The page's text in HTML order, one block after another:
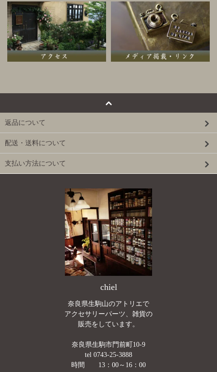
返品について
配送・送料について
支払い方法について
chiel
奈良県生駒山のアトリエで
アクセサリーパーツ、雑貨の
販売をしています。
奈良県生駒市門前町10-9
tel 0743-25-3888
時間 13：00～16：00